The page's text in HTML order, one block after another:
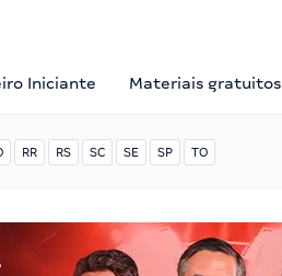
Iniciante Materiais gratuitos
RR RS SC SE SP TO